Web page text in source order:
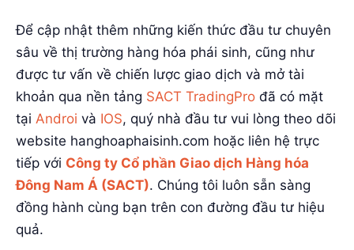
Để cập nhật thêm những kiến thức đầu tư chuyên
sâu về thị trường hàng hóa phái sinh, cũng như
được tư vấn về chiến lược giao dịch và mở tài
khoản qua nền tảng SACT TradingPro đã có mặt
tại Androi và IOS, quý nhà đầu tư vui lòng theo dõi
website hanghoaphaisinh.com hoặc liên hệ trực
tiếp với Công ty Cổ phần Giao dịch Hàng hóa
Đông Nam Á (SACT). Chúng tôi luôn sẵn sàng
đồng hành cùng bạn trên con đường đầu tư hiệu
quả.